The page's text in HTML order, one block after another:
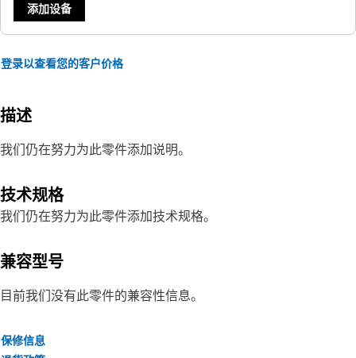
添加设备
登录以查看您的客户价格
描述
我们仍在努力为此零件添加说明。
技术规格
我们仍在努力为此零件添加技术规格。
兼容型号
目前我们没有此零件的兼容性信息。
保修信息